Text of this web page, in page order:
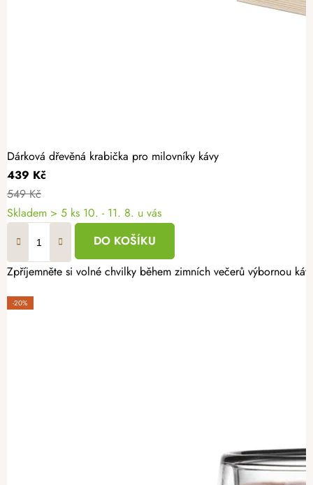
Dárková dřevěná krabička pro milovníky kávy
439 Kč
549 Kč
Skladem > 5 ks 10. - 11. 8. u vás
DO KOŠÍKU
Zpříjemněte si volné chvilky během zimních večerů výbornou
-20%